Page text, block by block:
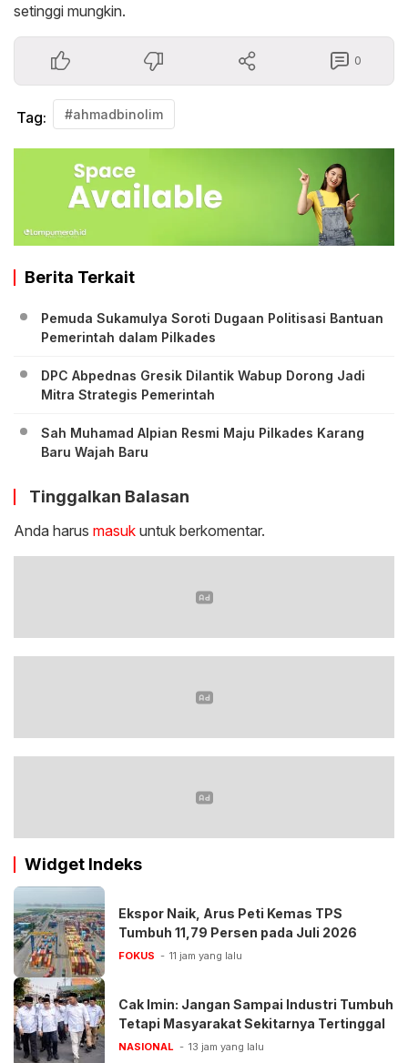
setinggi mungkin.
0
Tag: #ahmadbinolim
Berita Terkait
Pemuda Sukamulya Soroti Dugaan Politisasi Bantuan
Pemerintah dalam Pilkades
DPC Abpednas Gresik Dilantik Wabup Dorong Jadi
Mitra Strategis Pemerintah
‎Sah Muhamad Alpian Resmi Maju Pilkades Karang
Baru Wajah Baru
Tinggalkan Balasan
Anda harus masuk untuk berkomentar.
Widget Indeks
Ekspor Naik, Arus Peti Kemas TPS
Tumbuh 11,79 Persen pada Juli 2026
FOKUS 11 jam yang lalu
Cak Imin: Jangan Sampai Industri Tumbuh
Tetapi Masyarakat Sekitarnya Tertinggal
NASIONAL 13 jam yang lalu